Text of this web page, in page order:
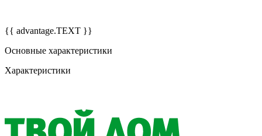
{{ advantage.TEXT }}
Основные характеристики
Характеристики